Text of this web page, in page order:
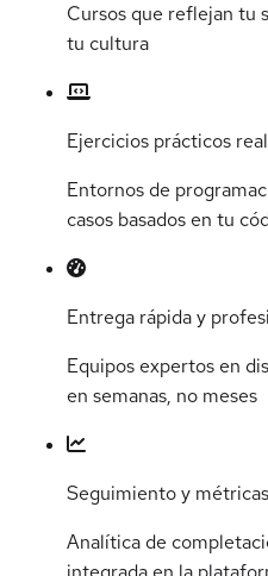
Cursos que reflejan tu
tu cultura
Ejercicios prácticos
Entornos de
casos basados en tu
Entrega rápida y
Equipos expertos en
en semanas, no meses
Seguimiento y métricas
Analítica de